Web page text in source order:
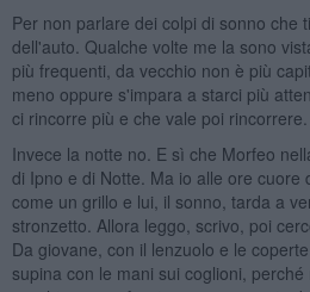
Per non parlare dei colpi di sonno che
dell'auto. Qualche volte me la sono
più frequenti, da vecchio non è più
meno oppure s'impara a starci più
ci rincorre più e che vale poi rincorrere.
Invece la notte no. E sì che Morfeo
di Ipno e di Notte. Ma io alle ore cuore
come un grillo e lui, il sonno, tarda a
stronzetto. Allora leggo, scrivo, poi
Da giovane, con il lenzuolo e le
supina con le mani sui coglioni,